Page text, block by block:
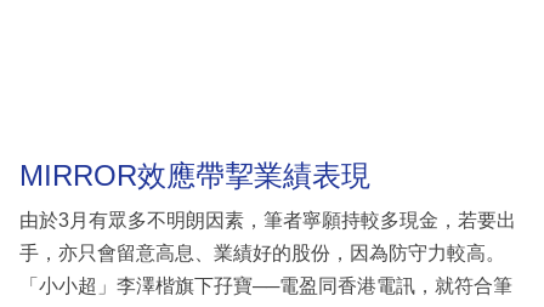
MIRROR效應帶挈業績表現
由於3月有眾多不明朗因素，筆者寧願持較多現金，若要出
手，亦只會留意高息、業績好的股份，因為防守力較高。
「小小超」李澤楷旗下孖寶──電盈同香港電訊，就符合筆